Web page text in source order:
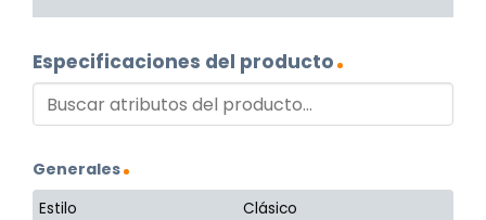
Especificaciones del producto
Generales
Estilo
Clásico